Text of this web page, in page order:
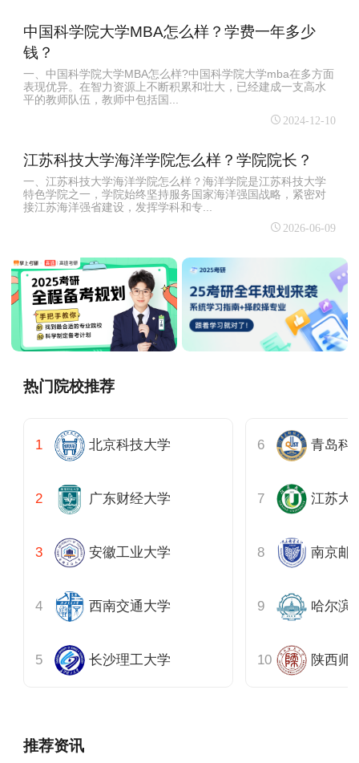
中国科学院大学MBA怎么样？学费一年多少
钱？
一、中国科学院大学MBA怎么样?中国科学院大学mba在多方面
表现优异。在智力资源上不断积累和壮大，已经建成一支高水
平的教师队伍，教师中包括国...
2024-12-10
江苏科技大学海洋学院怎么样？学院院长？
一、江苏科技大学海洋学院怎么样？海洋学院是江苏科技大学
特色学院之一，学院始终坚持服务国家海洋强国战略，紧密对
接江苏海洋强省建设，发挥学科和专...
2026-06-09
热门院校推荐
北京科技大学
广东财经大学
安徽工业大学
西南交通大学
长沙理工大学
青岛科
江苏大
南京邮
哈尔滨
陕西师
推荐资讯